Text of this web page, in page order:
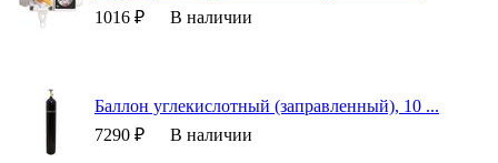
1016 ₽
В наличии
Баллон углекислотный (заправленный), 10 ...
7290 ₽
В наличии